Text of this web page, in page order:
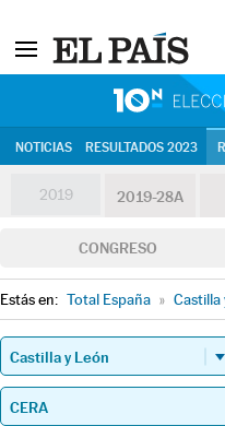
NOTICIAS RESULTADOS 2023
2019 2019-28A
CONGRESO
Estás en: Total España » Castilla